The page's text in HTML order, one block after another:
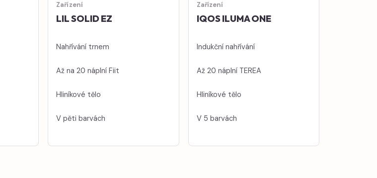
Zařízení
LIL SOLID EZ
Nahřívání trnem
Až na 20 náplní Fiit
Hliníkové tělo
V pěti barvách
Zařízení
IQOS ILUMA ONE
Indukční nahřívání
Až 20 náplní TEREA
Hliníkové tělo
V 5 barvách